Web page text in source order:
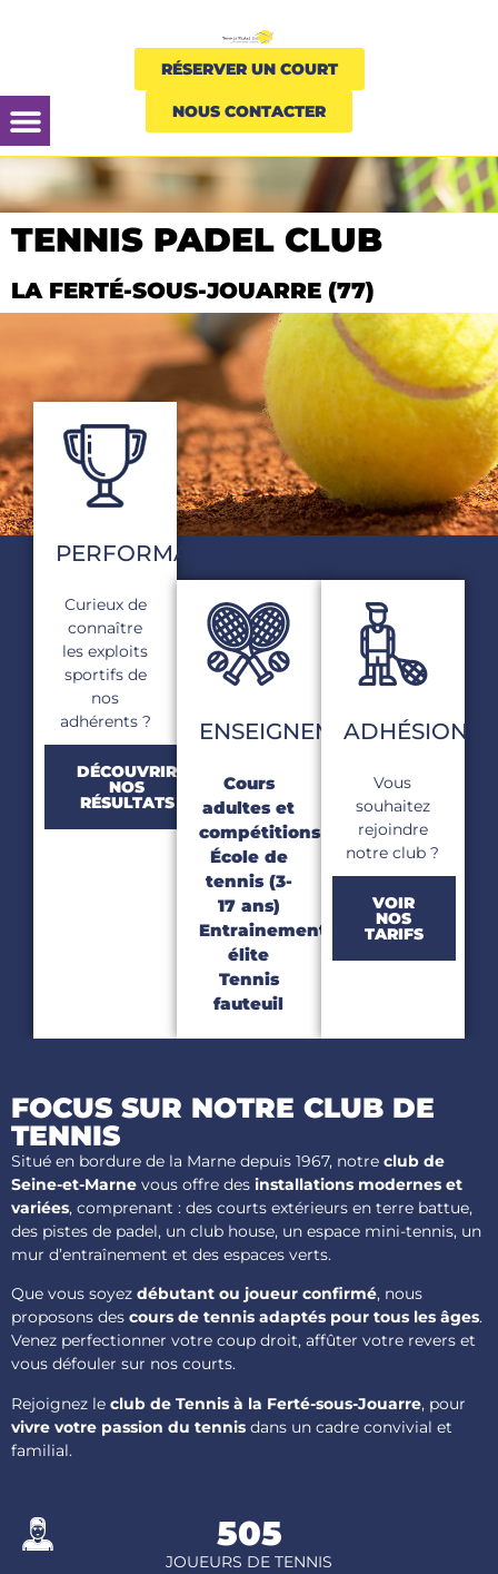
RÉSERVER UN COURT
NOUS CONTACTER
TENNIS PADEL CLUB
LA FERTÉ-SOUS-JOUARRE (77)
PERFORMANCES
Curieux de
connaître
les exploits
sportifs de
nos
adhérents ?
DÉCOUVRIR
NOS
RÉSULTATS
ENSEIGNEMENTS
Cours
adultes et
compétitions
École de
tennis (3-
17 ans)
Entrainements
élite
Tennis
fauteuil
ADHÉSION
Vous
souhaitez
rejoindre
notre club ?
VOIR
NOS
TARIFS
FOCUS SUR NOTRE CLUB DE
TENNIS
Situé en bordure de la Marne depuis 1967, notre club de
Seine-et-Marne vous offre des installations modernes et
variées, comprenant : des courts extérieurs en terre battue,
des pistes de padel, un club house, un espace mini-tennis, un
mur d’entraînement et des espaces verts.
Que vous soyez débutant ou joueur confirmé, nous
proposons des cours de tennis adaptés pour tous les âges.
Venez perfectionner votre coup droit, affûter votre revers et
vous défouler sur nos courts.
Rejoignez le club de Tennis à la Ferté-sous-Jouarre, pour
vivre votre passion du tennis dans un cadre convivial et
familial.
505
JOUEURS DE TENNIS